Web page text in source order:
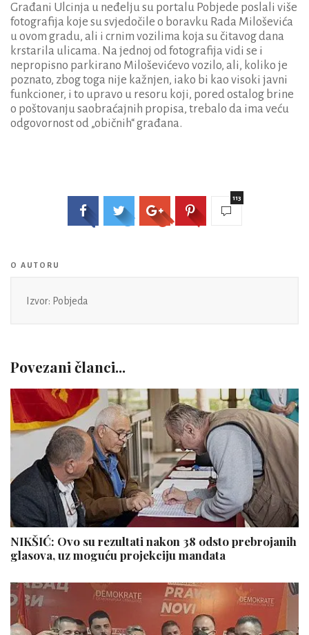
Građani Ulcinja u neđelju su portalu Pobjede poslali više
fotografija koje su svjedočile o boravku Rada Miloševića
u ovom gradu, ali i crnim vozilima koja su čitavog dana
krstarila ulicama. Na jednoj od fotografija vidi se i
nepropisno parkirano Miloševićevo vozilo, ali, koliko je
poznato, zbog toga nije kažnjen, iako bi kao visoki javni
funkcioner, i to upravo u resoru koji, pored ostalog brine
o poštovanju saobraćajnih propisa, trebalo da ima veću
odgovornost od „običnih“ građana.
113
O AUTORU
Izvor: Pobjeda
Povezani članci...
NIKŠIĆ: Ovo su rezultati nakon 38 odsto prebrojanih
glasova, uz moguću projekciju mandata